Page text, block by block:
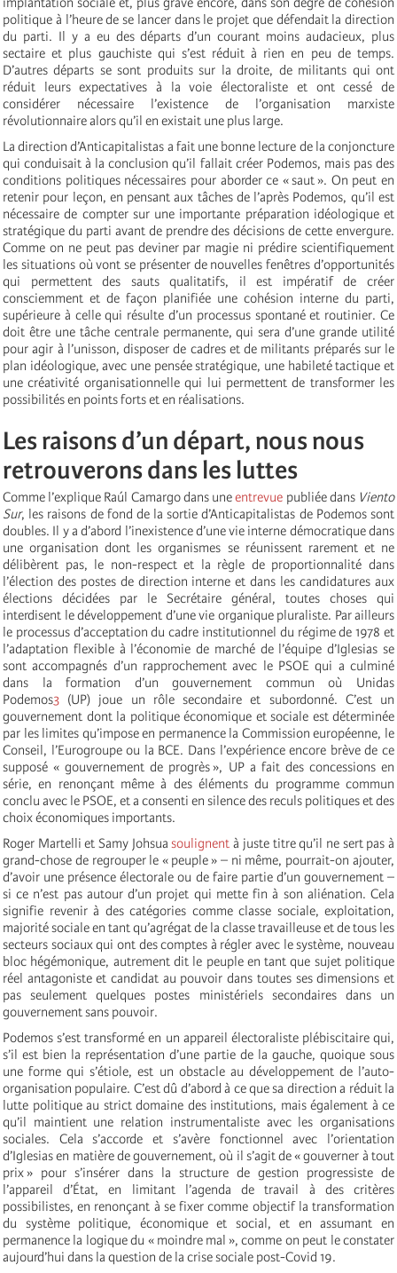
politique à l’heure de se lancer dans le projet que défendait la direction
du parti. Il y a eu des départs d’un courant moins audacieux, plus
sectaire et plus gauchiste qui s’est réduit à rien en peu de temps.
D’autres départs se sont produits sur la droite, de militants qui ont
réduit leurs expectatives à la voie électoraliste et ont cessé de
considérer nécessaire l’existence de l’organisation marxiste
révolutionnaire alors qu’il en existait une plus large.
La direction d’Anticapitalistas a fait une bonne lecture de la conjoncture
qui conduisait à la conclusion qu’il fallait créer Podemos, mais pas des
conditions politiques nécessaires pour aborder ce « saut ». On peut en
retenir pour leçon, en pensant aux tâches de l’après Podemos, qu’il est
nécessaire de compter sur une importante préparation idéologique et
stratégique du parti avant de prendre des décisions de cette envergure.
Comme on ne peut pas deviner par magie ni prédire scientifiquement
les situations où vont se présenter de nouvelles fenêtres d’opportunités
qui permettent des sauts qualitatifs, il est impératif de créer
consciemment et de façon planifiée une cohésion interne du parti,
supérieure à celle qui résulte d’un processus spontané et routinier. Ce
doit être une tâche centrale permanente, qui sera d’une grande utilité
pour agir à l’unisson, disposer de cadres et de militants préparés sur le
plan idéologique, avec une pensée stratégique, une habileté tactique et
une créativité organisationnelle qui lui permettent de transformer les
possibilités en points forts et en réalisations.
Les raisons d’un départ, nous nous
retrouverons dans les luttes
Comme l’explique Raúl Camargo dans uneentrevue publiée dans Viento
Sur, les raisons de fond de la sortie d’Anticapitalistas de Podemos sont
doubles. Il y a d’abord l’inexistence d’une vie interne démocratique dans
une organisation dont les organismes se réunissent rarement et ne
délibèrent pas, le non-respect et la règle de proportionnalité dans
l’élection des postes de direction interne et dans les candidatures aux
élections décidées par le Secrétaire général, toutes choses qui
interdisent le développement d’une vie organique pluraliste. Par ailleurs
le processus d’acceptation du cadre institutionnel du régime de 1978 et
l’adaptation flexible à l’économie de marché de l’équipe d’Iglesias se
sont accompagnés d’un rapprochement avec le PSOE qui a culminé
dans la formation d’un gouvernement commun où Unidas
Podemos3 (UP) joue un rôle secondaire et subordonné. C’est un
gouvernement dont la politique économique et sociale est déterminée
par les limites qu’impose en permanence la Commission européenne, le
Conseil, l’Eurogroupe ou la BCE. Dans l’expérience encore brève de ce
supposé « gouvernement de progrès », UP a fait des concessions en
série, en renonçant même à des éléments du programme commun
conclu avec le PSOE, et a consenti en silence des reculs politiques et des
choix économiques importants.
Roger Martelli et Samy Johsuasoulignent à juste titre qu’il ne sert pas à
grand-chose de regrouper le « peuple » – ni même, pourrait-on ajouter,
d’avoir une présence électorale ou de faire partie d’un gouvernement –
si ce n’est pas autour d’un projet qui mette fin à son aliénation. Cela
signifie revenir à des catégories comme classe sociale, exploitation,
majorité sociale en tant qu’agrégat de la classe travailleuse et de tous les
secteurs sociaux qui ont des comptes à régler avec le système, nouveau
bloc hégémonique, autrement dit le peuple en tant que sujet politique
réel antagoniste et candidat au pouvoir dans toutes ses dimensions et
pas seulement quelques postes ministériels secondaires dans un
gouvernement sans pouvoir.
Podemos s’est transformé en un appareil électoraliste plébiscitaire qui,
s’il est bien la représentation d’une partie de la gauche, quoique sous
une forme qui s’étiole, est un obstacle au développement de l’auto-
organisation populaire. C’est dû d’abord à ce que sa direction a réduit la
lutte politique au strict domaine des institutions, mais également à ce
qu’il maintient une relation instrumentaliste avec les organisations
sociales. Cela s’accorde et s’avère fonctionnel avec l’orientation
d’Iglesias en matière de gouvernement, où il s’agit de « gouverner à tout
prix » pour s’insérer dans la structure de gestion progressiste de
l’appareil d’État, en limitant l’agenda de travail à des critères
possibilistes, en renonçant à se fixer comme objectif la transformation
du système politique, économique et social, et en assumant en
permanence la logique du « moindre mal », comme on peut le constater
aujourd’hui dans la question de la crise sociale post-Covid 19.